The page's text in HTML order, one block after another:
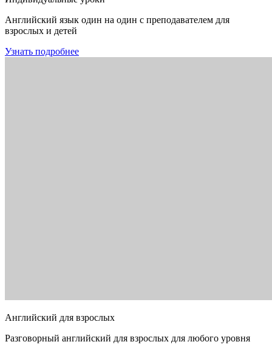
Английский язык один на один с преподавателем для
взрослых и детей
Узнать подробнее
Английский для взрослых
Разговорный английский для взрослых для любого уровня